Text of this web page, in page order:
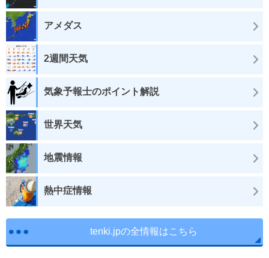
アメダス
2週間天気
気象予報士のポイント解説
世界天気
地震情報
熱中症情報
tenki.jpの全情報はこちら